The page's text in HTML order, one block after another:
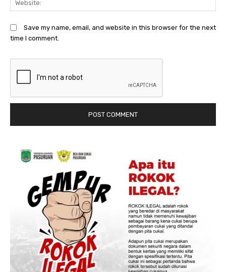
Save my name, email, and website in this browser for the next
time I comment.